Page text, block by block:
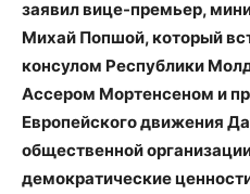
заявил вице-премьер,
Михай Попшой, который
консулом Республики
Ассером Мортенсеном и
Европейского движения
общественной
демократические